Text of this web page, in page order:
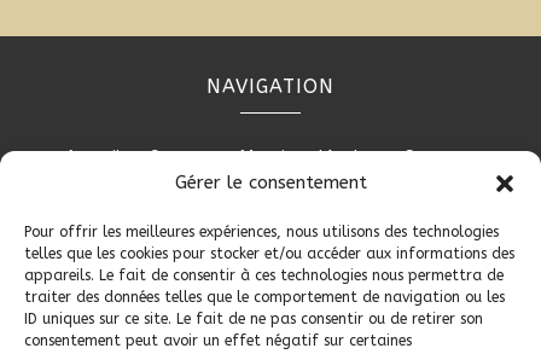
Gérer le consentement
Pour offrir les meilleures expériences, nous utilisons des technologies
telles que les cookies pour stocker et/ou accéder aux informations des
appareils. Le fait de consentir à ces technologies nous permettra de
traiter des données telles que le comportement de navigation ou les
ID uniques sur ce site. Le fait de ne pas consentir ou de retirer son
consentement peut avoir un effet négatif sur certaines
NAVIGATION
Accueil Contact Mentions légales
Secteurs
Plan du site
RÉALISATION